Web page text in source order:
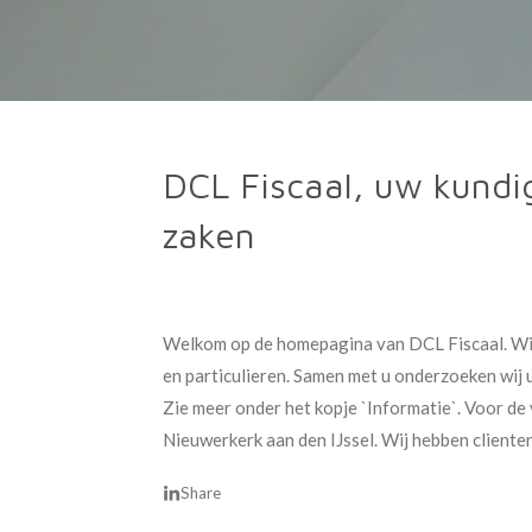
DCL Fiscaal, uw
zaken
Welkom op de homepagina van DCL Fiscaal.
en particulieren. Samen met u onderzoeken
Zie meer onder het kopje `Informatie`. Voor
Nieuwerkerk aan den IJssel. Wij hebben
Share